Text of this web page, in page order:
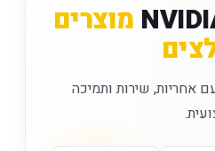
מוצרים
אחריות, שירות ותמיכה